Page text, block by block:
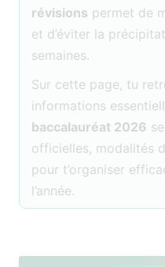
révisions permet de
et d’éviter la
semaines.
Sur cette page, tu
informations
baccalauréat 2026
officielles, modalités
pour t’organiser
l’année.